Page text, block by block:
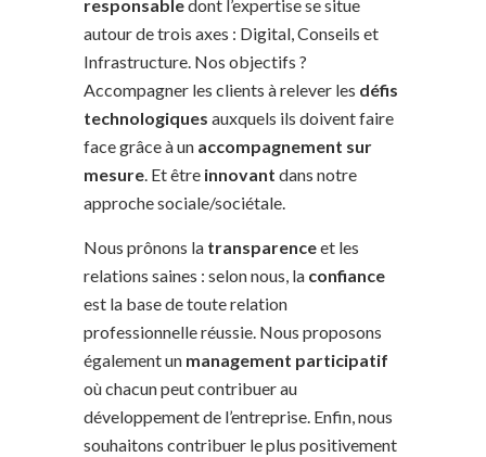
responsabledont l’expertise se situe
autour de trois axes : Digital, Conseils et
Infrastructure. Nos objectifs ?
Accompagner les clients à relever les défis
technologiques auxquels ils doivent faire
face grâce à un accompagnement sur
mesure. Et être innovant dans notre
approche sociale/sociétale.
Nous prônons la transparenceet les
relations saines : selon nous, la confiance
est la base de toute relation
professionnelle réussie. Nous proposons
également un management participatif
où chacun peut contribuer au
développement de l’entreprise. Enfin, nous
souhaitons contribuer le plus positivement